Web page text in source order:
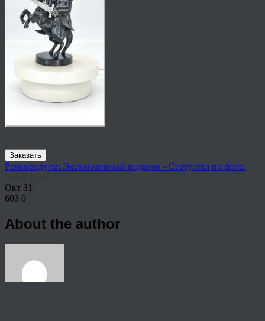
Заказать
Рекомендуем: Эксклюзивный подарок - Статуэтка по фото.
Окт 31
603 0
About the author